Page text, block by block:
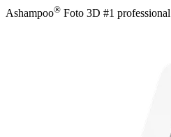
Ashampoo® Foto 3D #1 professional